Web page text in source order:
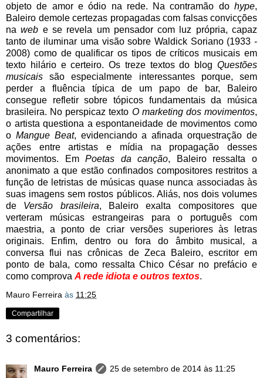
objeto de amor e ódio na rede. Na contramão do hype,
Baleiro demole certezas propagadas com falsas convicções
naweb e se revela um pensador com luz própria, capaz
tanto de iluminar uma visão sobre Waldick Soriano (1933 -
2008) como de qualificar os tipos de críticos musicais em
texto hilário e certeiro. Os treze textos do blog Questões
musicais são especialmente interessantes porque, sem
perder a fluência típica de um papo de bar, Baleiro
consegue refletir sobre tópicos fundamentais da música
brasileira. No perspicaz texto O marketing dos movimentos,
o artista questiona a espontaneidade de movimentos como
o Mangue Beat, evidenciando a afinada orquestração de
ações entre artistas e mídia na propagação desses
movimentos. EmPoetas da canção, Baleiro ressalta o
anonimato a que estão confinados compositores restritos a
função de letristas de músicas quase nunca associadas às
suas imagens sem rostos públicos. Aliás, nos dois volumes
de Versão brasileira, Baleiro exalta compositores que
verteram músicas estrangeiras para o português com
maestria, a ponto de criar versões superiores às letras
originais. Enfim, dentro ou fora do âmbito musical, a
conversa flui nas crônicas de Zeca Baleiro, escritor em
ponto de bala, como ressalta Chico César no prefácio e
como comprova A rede idiota e outros textos.
Mauro Ferreira às 11:25
Compartilhar
3 comentários:
Mauro Ferreira 25 de setembro de 2014 às 11:25